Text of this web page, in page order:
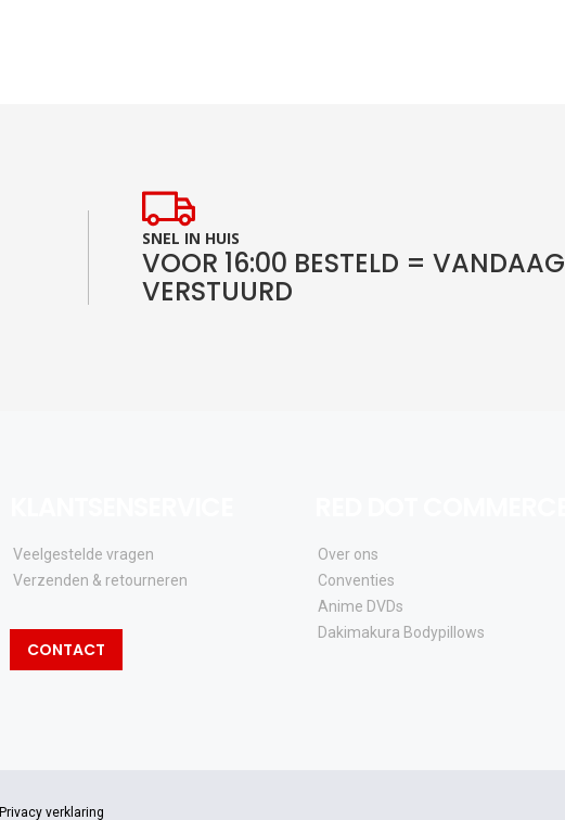
SNEL IN HUIS
VOOR 16:00 BESTELD = VANDAAG
VERSTUURD
Veelgestelde vragen
Verzenden & retourneren
CONTACT
Over ons
Conventies
Anime DVDs
Dakimakura Bodypillows
Privacy verklaring